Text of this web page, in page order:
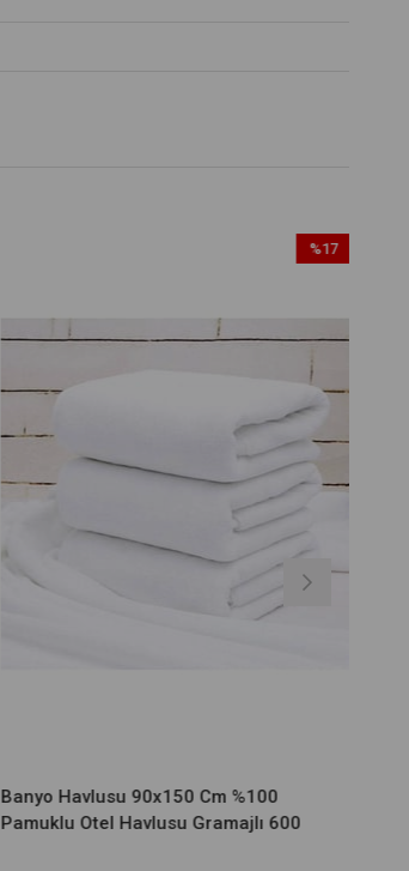
Banyo Havlusu 90x150 Cm %100
Pamuklu Otel Havlusu Gramajlı 600
%17